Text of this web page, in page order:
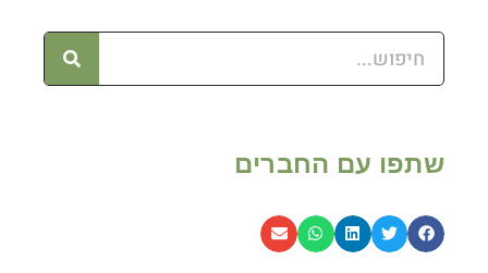
שתפו עם החברים